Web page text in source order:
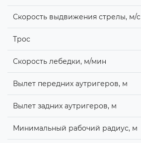
Скорость выдвижения стрелы, м/с
Трос
Скорость лебедки, м/мин
Вылет передних аутригеров, м
Вылет задних аутригеров, м
Минимальный рабочий радиус, м